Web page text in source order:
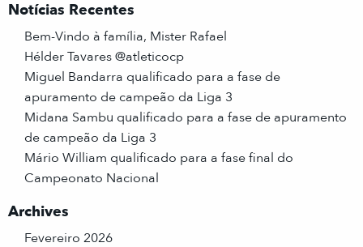
Notícias Recentes
Bem-Vindo à família, Mister Rafael
Hélder Tavares @atleticocp
Miguel Bandarra qualificado para a fase de
apuramento de campeão da Liga 3
Midana Sambu qualificado para a fase de apuramento
de campeão da Liga 3
Mário William qualificado para a fase final do
Campeonato Nacional
Archives
Fevereiro 2026